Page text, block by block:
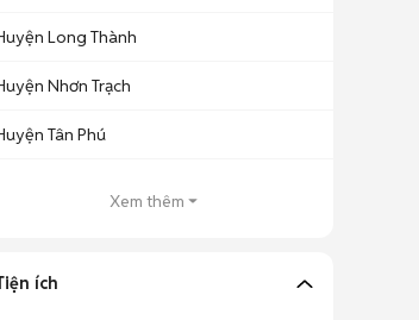
Long Thành
Nhơn Trạch
Tân Phú
Xem thêm
ích